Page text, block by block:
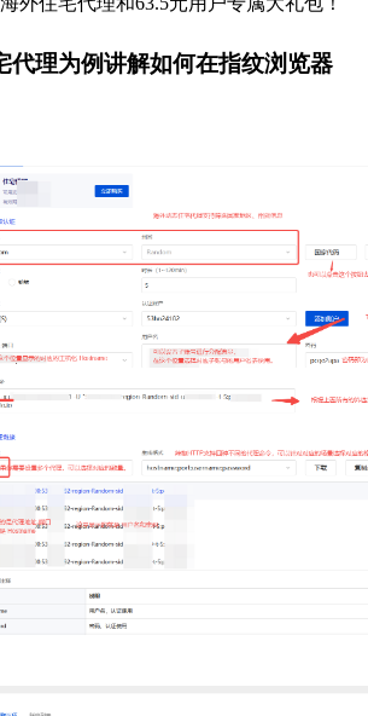
代理为例讲解如何在指纹浏览器